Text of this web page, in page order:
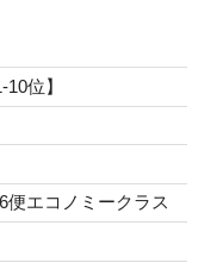
位】
便エコノミークラス